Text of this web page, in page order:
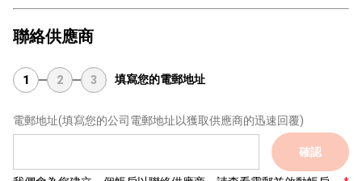
聯絡供應商
1 2 3 填寫您的電郵地址
電郵地址(填寫您的公司電郵地址以獲取供應商的迅速回覆)
確認